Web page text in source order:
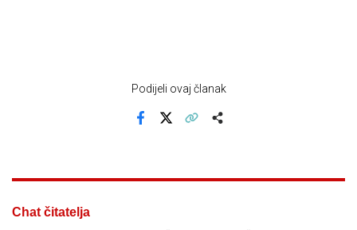
Podijeli ovaj članak
Chat čitatelja